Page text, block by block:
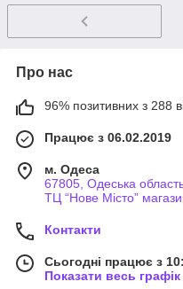
Про нас
96% позитивних з 288
Працює з 06.02.2019
м. Одеса
67805, Одеська
ТЦ “Нове Місто”
Контакти
Сьогодні працює з
Показати весь